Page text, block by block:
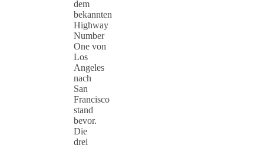
dem
bekannten
Highway
Number
One von
Los
Angeles
nach
San
Francisco
stand
bevor.
Die
drei